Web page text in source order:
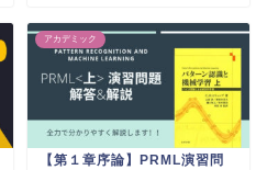
アカデミック
【第１章序論】PRML演習問